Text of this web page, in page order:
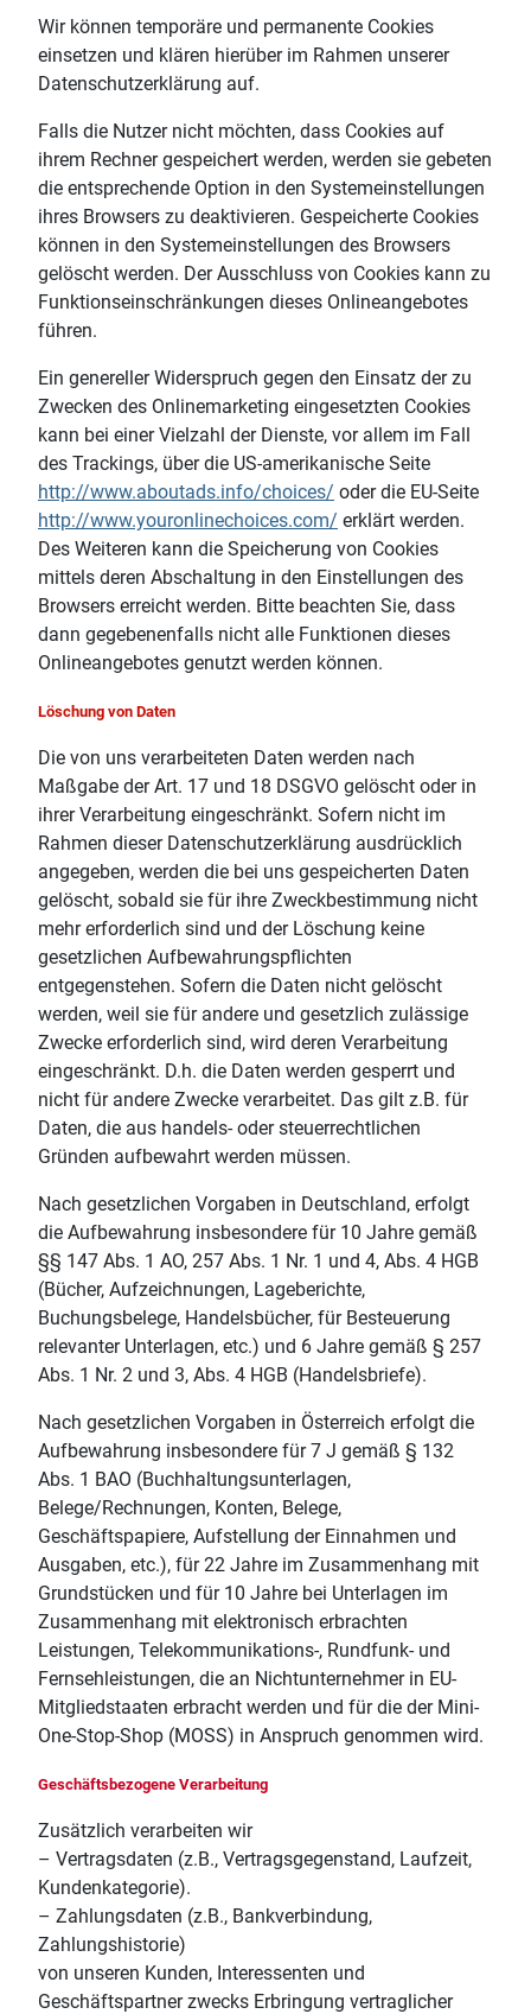
Wir können temporäre und permanente Cookies
einsetzen und klären hierüber im Rahmen unserer
Datenschutzerklärung auf.
Falls die Nutzer nicht möchten, dass Cookies auf
ihrem Rechner gespeichert werden, werden sie gebeten
die entsprechende Option in den Systemeinstellungen
ihres Browsers zu deaktivieren. Gespeicherte Cookies
können in den Systemeinstellungen des Browsers
gelöscht werden. Der Ausschluss von Cookies kann zu
Funktionseinschränkungen dieses Onlineangebotes
führen.
Ein genereller Widerspruch gegen den Einsatz der zu
Zwecken des Onlinemarketing eingesetzten Cookies
kann bei einer Vielzahl der Dienste, vor allem im Fall
des Trackings, über die US-amerikanische Seite
http://www.aboutads.info/choices/ oder die EU-Seite
http://www.youronlinechoices.com/ erklärt werden.
Des Weiteren kann die Speicherung von Cookies
mittels deren Abschaltung in den Einstellungen des
Browsers erreicht werden. Bitte beachten Sie, dass
dann gegebenenfalls nicht alle Funktionen dieses
Onlineangebotes genutzt werden können.
Löschung von Daten
Die von uns verarbeiteten Daten werden nach
Maßgabe der Art. 17 und 18 DSGVO gelöscht oder in
ihrer Verarbeitung eingeschränkt. Sofern nicht im
Rahmen dieser Datenschutzerklärung ausdrücklich
angegeben, werden die bei uns gespeicherten Daten
gelöscht, sobald sie für ihre Zweckbestimmung nicht
mehr erforderlich sind und der Löschung keine
gesetzlichen Aufbewahrungspflichten
entgegenstehen. Sofern die Daten nicht gelöscht
werden, weil sie für andere und gesetzlich zulässige
Zwecke erforderlich sind, wird deren Verarbeitung
eingeschränkt. D.h. die Daten werden gesperrt und
nicht für andere Zwecke verarbeitet. Das gilt z.B. für
Daten, die aus handels- oder steuerrechtlichen
Gründen aufbewahrt werden müssen.
Nach gesetzlichen Vorgaben in Deutschland, erfolgt
die Aufbewahrung insbesondere für 10 Jahre gemäß
§§ 147 Abs. 1 AO, 257 Abs. 1 Nr. 1 und 4, Abs. 4 HGB
(Bücher, Aufzeichnungen, Lageberichte,
Buchungsbelege, Handelsbücher, für Besteuerung
relevanter Unterlagen, etc.) und 6 Jahre gemäß § 257
Abs. 1 Nr. 2 und 3, Abs. 4 HGB (Handelsbriefe).
Nach gesetzlichen Vorgaben in Österreich erfolgt die
Aufbewahrung insbesondere für 7 J gemäß § 132
Abs. 1 BAO (Buchhaltungsunterlagen,
Belege/Rechnungen, Konten, Belege,
Geschäftspapiere, Aufstellung der Einnahmen und
Ausgaben, etc.), für 22 Jahre im Zusammenhang mit
Grundstücken und für 10 Jahre bei Unterlagen im
Zusammenhang mit elektronisch erbrachten
Leistungen, Telekommunikations-, Rundfunk- und
Fernsehleistungen, die an Nichtunternehmer in EU-
Mitgliedstaaten erbracht werden und für die der Mini-
One-Stop-Shop (MOSS) in Anspruch genommen wird.
Geschäftsbezogene Verarbeitung
Zusätzlich verarbeiten wir
– Vertragsdaten (z.B., Vertragsgegenstand, Laufzeit,
Kundenkategorie).
– Zahlungsdaten (z.B., Bankverbindung,
Zahlungshistorie)
von unseren Kunden, Interessenten und
Geschäftspartner zwecks Erbringung vertraglicher